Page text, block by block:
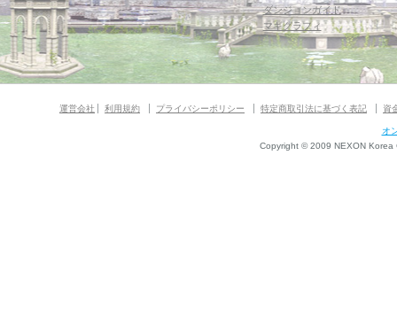
ダンジョンガイド
マギグラフィ
運営会社 利用規約 プライバシーポリシー 特定商取引法に基づく表記 資
オ
Copyright © 2009 NEXON Korea